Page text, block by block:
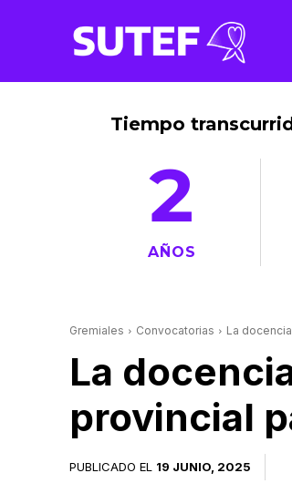
Tiempo
2
AÑOS
Gremiales Convocatorias La
La
provincial
PUBLICADO EL 19 JUNIO, 2025